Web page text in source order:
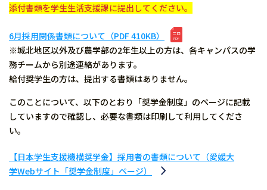
添付書類を学生生活支援課に提出してください。
6月採用関係書類について（PDF 410KB）
※城北地区以外及び農学部の2年生以上の方は、各キャンパスの学
務チームから別途連絡があります。
給付奨学生の方は、提出する書類はありません。
このことについて、以下のとおり「奨学金制度」のページに記載
していますので確認し、必要な書類は印刷して利用してくださ
い。
【日本学生支援機構奨学金】採用者の書類について（愛媛大
学Webサイト「奨学金制度」ページ）